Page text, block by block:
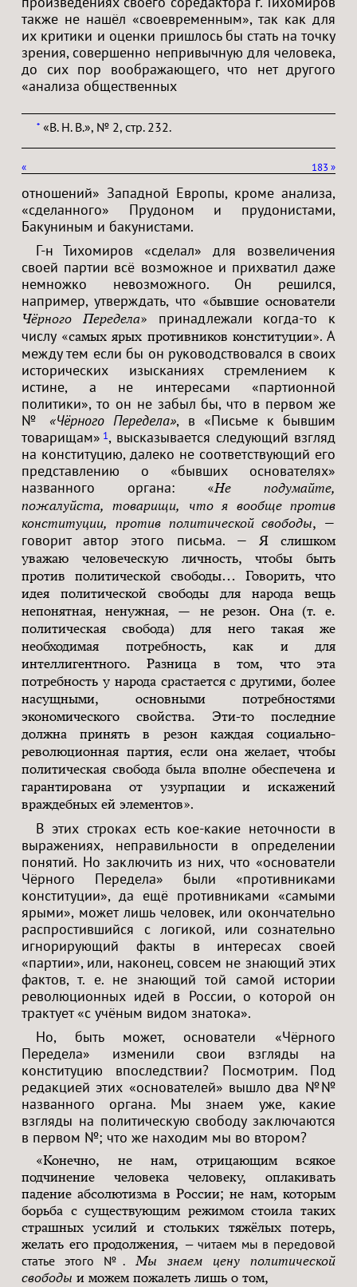
также не нашёл «своевременным», так как для
их критики и оценки пришлось бы стать на точку
зрения, совершенно непривычную для человека,
до сих пор воображающего, что нет другого
«анализа общественных
*«В. Н. В.», № 2, стр. 232.
« »
183
отношений» Западной Европы, кроме анализа,
«сделанного» Прудоном и прудонистами,
Бакуниным и бакунистами.
Г-н Тихомиров «сделал» для возвеличения
своей партии всё возможное и прихватил даже
немножко невозможного. Он решился,
например, утверждать, что «бывшие основатели
Чёрного Передела»
принадлежали когда-то к
числу «самых ярых противников конституции». А
между тем если бы он руководствовался в своих
исторических изысканиях стремлением к
истине, а не интересами «партионной
политики», то он не забыл бы, что в первом же
№«Чёрного Передела», в «Письме к бывшим
товарищам» 1, высказывается следующий взгляд
на конституцию, далеко не соответствующий его
представлению о «бывших основателях»
названного органа:
«Не подумайте,
пожалуйста, товарищи, что я вообще против
конституции, против политической свободы, —
говорит автор этого письма. — Я слишком
уважаю человеческую личность, чтобы быть
против политической свободы… Говорить, что
идея политической свободы для народа вещь
непонятная, ненужная, — не резон. Она (т. е.
политическая свобода) для него такая же
необходимая потребность, как и для
интеллигентного. Разница в том, что эта
потребность у народа срастается с другими, более
насущными, основными потребностями
экономического свойства. Эти-то последние
должна принять в резон каждая социально-
революционная партия, если она желает, чтобы
политическая свобода была вполне обеспечена и
гарантирована от узурпации и искажений
враждебных ей элементов».
В этих строках есть кое-какие неточности в
выражениях, неправильности в определении
понятий. Но заключить из них, что «основатели
Чёрного Передела» были «противниками
конституции», да ещё противниками «самыми
ярыми», может лишь человек, или окончательно
распростившийся с логикой, или сознательно
игнорирующий факты в интересах своей
«партии», или, наконец, совсем не знающий этих
фактов, т. е. не знающий той самой истории
революционных идей в России, о которой он
трактует «с учёным видом знатока».
Но, быть может, основатели «Чёрного
Передела» изменили свои взгляды на
конституцию впоследствии? Посмотрим. Под
редакцией этих «основателей» вышло два №№
названного органа. Мы знаем уже, какие
взгляды на политическую свободу заключаются
в первом №; что же находим мы во втором?
«Конечно, не нам, отрицающим всякое
подчинение человека человеку, оплакивать
падение абсолютизма в России; не нам, которым
борьба с существующим режимом стоила таких
страшных усилий и стольких тяжёлых потерь,
желать его продолжения, — читаем мы в передовой
статье этого №.
Мы знаем цену политической
свободы и можем пожалеть лишь о том,